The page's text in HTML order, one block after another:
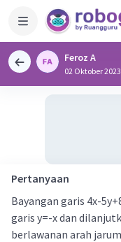
Feroz A
02 Oktober
Pertanyaan
Bayangan garis 4x-
garis y=-x dan
berlawanan arah